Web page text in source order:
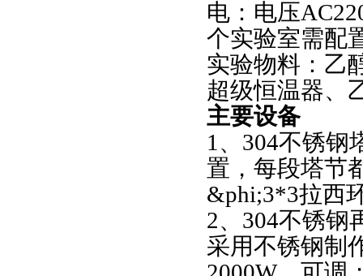
电：电压
个实验室需配
实验物料：乙
超级恒温器、
主要设备
1、304不锈钢
置，每段塔节
&phi;3*3拉西
2、304不锈钢
采用不锈钢制